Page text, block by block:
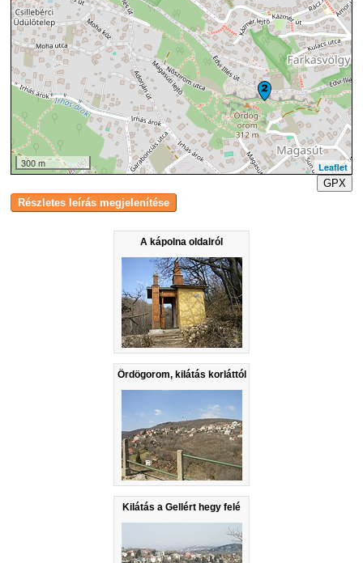
A kápolna oldalról
Ördögorom, kilátás korláttól
Kilátás a Gellért hegy felé
300 m
Leaflet
GPX